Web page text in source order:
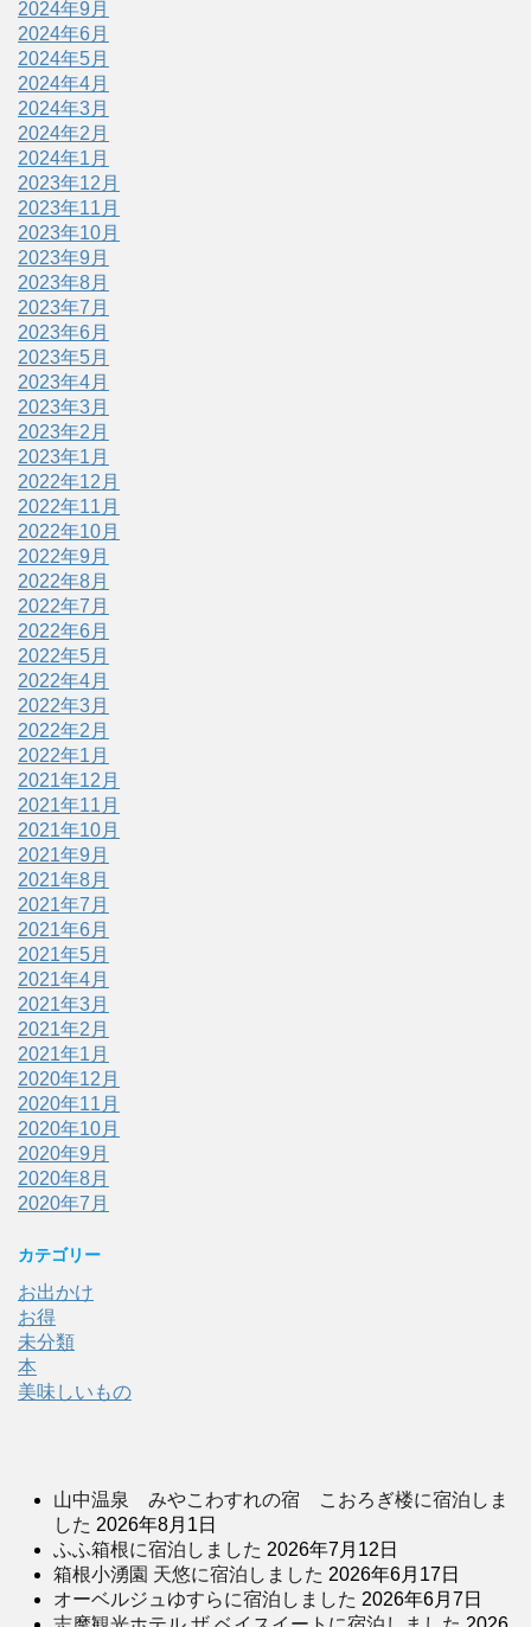
2024年9月
2024年6月
2024年5月
2024年4月
2024年3月
2024年2月
2024年1月
2023年12月
2023年11月
2023年10月
2023年9月
2023年8月
2023年7月
2023年6月
2023年5月
2023年4月
2023年3月
2023年2月
2023年1月
2022年12月
2022年11月
2022年10月
2022年9月
2022年8月
2022年7月
2022年6月
2022年5月
2022年4月
2022年3月
2022年2月
2022年1月
2021年12月
2021年11月
2021年10月
2021年9月
2021年8月
2021年7月
2021年6月
2021年5月
2021年4月
2021年3月
2021年2月
2021年1月
2020年12月
2020年11月
2020年10月
2020年9月
2020年8月
2020年7月
カテゴリー
お出かけ
お得
未分類
本
美味しいもの
山中温泉 みやこわすれの宿 こおろぎ楼に宿泊しま
した 2026年8月1日
ふふ箱根に宿泊しました 2026年7月12日
箱根小湧園 天悠に宿泊しました 2026年6月17日
オーベルジュゆすらに宿泊しました 2026年6月7日